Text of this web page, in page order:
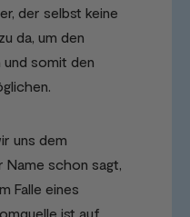
der selbst keine
da, um den
somit den
uns dem
Name schon sagt,
Falle eines
ist auf